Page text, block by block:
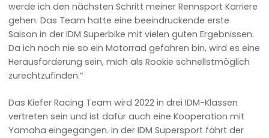
werde ich den nächsten Schritt meiner Rennsport Karriere
gehen. Das Team hatte eine beeindruckende erste
Saison in der IDM Superbike mit vielen guten Ergebnissen.
Da ich noch nie so ein Motorrad gefahren bin, wird es eine
Herausforderung sein, mich als Rookie schnellstmöglich
zurechtzufinden.“
Das Kiefer Racing Team wird 2022 in drei IDM-Klassen
vertreten sein und ist dafür auch eine Kooperation mit
Yamaha eingegangen. In der IDM Supersport fährt der